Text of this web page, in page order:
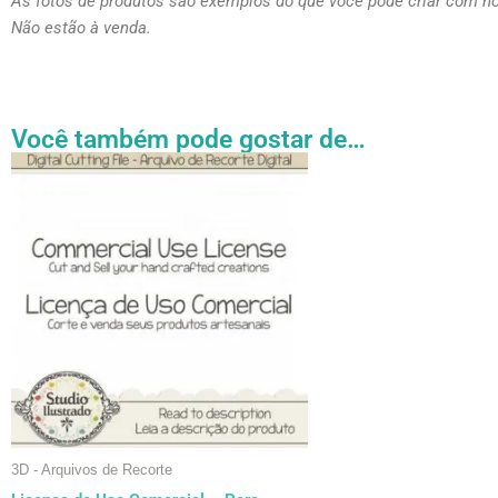
Não estão à venda.
Você também pode gostar de…
3D - Arquivos de Recorte
Faixa
de
através
R$ 54.89
Este
várias
variantes.
As
opções
escolhidas